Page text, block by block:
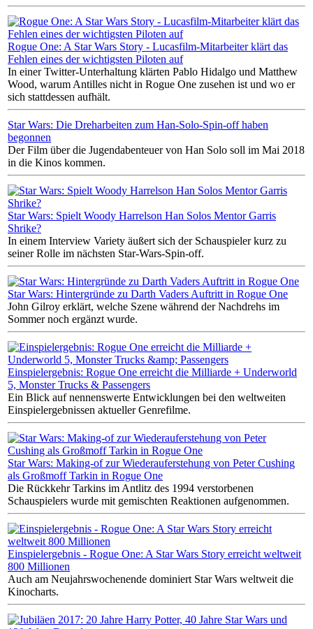
Rogue One: A Star Wars Story - Lucasfilm-Mitarbeiter klärt das
Fehlen eines der wichtigsten Piloten auf
In einer Twitter-Unterhaltung klärten Pablo Hidalgo und Matthew
Wood, warum Antilles nicht in Rogue One zusehen ist und wo er
sich stattdessen aufhält.
Star Wars: Die Dreharbeiten zum Han-Solo-Spin-off haben
begonnen
Der Film über die Jugendabenteuer von Han Solo soll im Mai 2018
in die Kinos kommen.
Star Wars: Spielt Woody Harrelson Han Solos Mentor Garris
Shrike?
In einem Interview Variety äußert sich der Schauspieler kurz zu
seiner Rolle im nächsten Star-Wars-Spin-off.
Star Wars: Hintergründe zu Darth Vaders Auftritt in Rogue One
John Gilroy erklärt, welche Szene während der Nachdrehs im
Sommer noch ergänzt wurde.
Einspielergebnis: Rogue One erreicht die Milliarde + Underworld
5, Monster Trucks & Passengers
Ein Blick auf nennenswerte Entwicklungen bei den weltweiten
Einspielergebnissen aktueller Genrefilme.
Star Wars: Making-of zur Wiederauferstehung von Peter Cushing
als Großmoff Tarkin in Rogue One
Die Rückkehr Tarkins im Antlitz des 1994 verstorbenen
Schauspielers wurde mit gemischten Reaktionen aufgenommen.
Einspielergebnis - Rogue One: A Star Wars Story erreicht weltweit
800 Millionen
Auch am Neujahrswochenende dominiert Star Wars weltweit die
Kinocharts.